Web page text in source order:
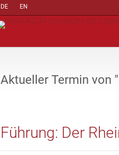
DE EN
Aktueller Termin von
Führung: Der